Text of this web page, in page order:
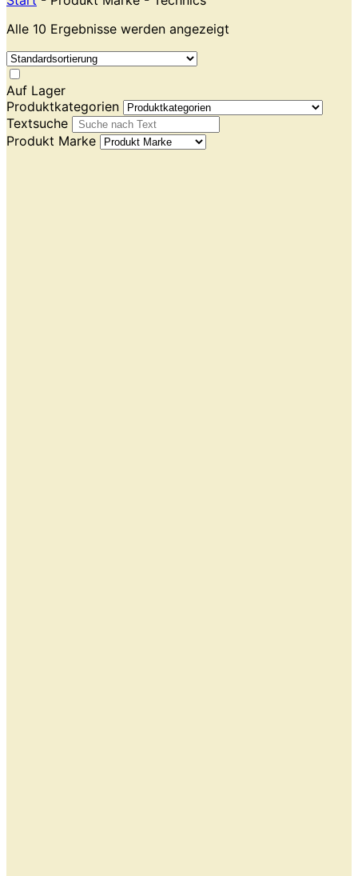
Alle 10 Ergebnisse werden angezeigt
Auf Lager
Produktkategorien
Textsuche
Produkt Marke